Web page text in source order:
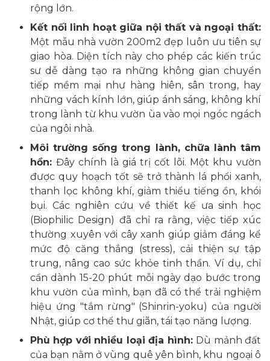
rộng lớn.
Kết nối linh hoạt giữa nội thất và ngoại thất:
Một mẫu nhà vườn 200m2 đẹp luôn ưu tiên sự
giao hòa. Diện tích này cho phép các kiến trúc
sư dễ dàng tạo ra những không gian chuyển
tiếp mềm mại như hàng hiên, sân trong, hay
những vách kính lớn, giúp ánh sáng, không khí
trong lành từ khu vườn ùa vào mọi ngóc ngách
của ngôi nhà.
Môi trường sống trong lành, chữa lành tâm
hồn: Đây chính là giá trị cốt lõi. Một khu vườn
được quy hoạch tốt sẽ trở thành lá phổi xanh,
thanh lọc không khí, giảm thiểu tiếng ồn, khói
bụi. Các nghiên cứu về thiết kế ưa sinh học
(Biophilic Design) đã chỉ ra rằng, việc tiếp xúc
thường xuyên với cây xanh giúp giảm đáng kể
mức độ căng thẳng (stress), cải thiện sự tập
trung, nâng cao sức khỏe tinh thần. Ví dụ, chỉ
cần dành 15-20 phút mỗi ngày dạo bước trong
khu vườn của mình, bạn đã có thể trải nghiệm
hiệu ứng "tắm rừng" (Shinrin-yoku) của người
Nhật, giúp cơ thể thư giãn, tái tạo năng lượng.
Phù hợp với nhiều loại địa hình: Dù mảnh đất
của bạn nằm ở vùng quê yên bình, khu ngoại ô